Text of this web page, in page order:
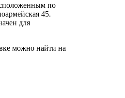
по
45.
для
можно найти на